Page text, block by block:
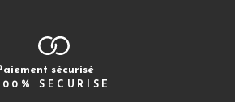
sécurisé
SECURISE